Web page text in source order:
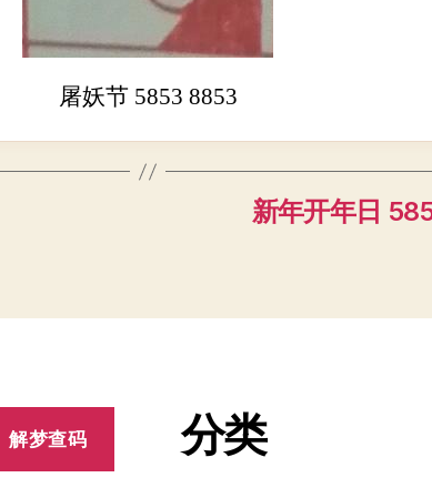
屠妖节 5853 8853
新年开年日
分类